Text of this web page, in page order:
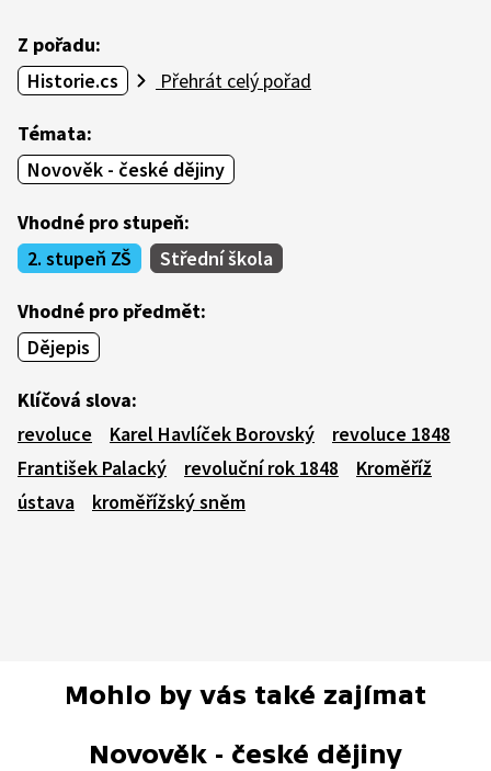
Z pořadu:
Historie.cs
Přehrát celý pořad
Témata:
Novověk - české dějiny
Vhodné pro stupeň:
2. stupeň ZŠ
Střední škola
Vhodné pro předmět:
Dějepis
Klíčová slova:
revoluce
Karel Havlíček Borovský
revoluce 1848
František Palacký
revoluční rok 1848
Kroměříž
ústava
kroměřížský sněm
Mohlo by vás také zajímat
Novověk - české dějiny